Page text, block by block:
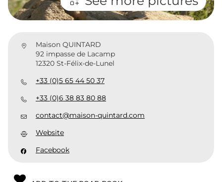
Maison QUINTARD
92 impasse de Lacamp
12320 St-Félix-de-Lunel
+33 (0)5 65 44 50 37
+33 (0)6 38 83 80 88
contact@maison-quintard.com
Website
Facebook